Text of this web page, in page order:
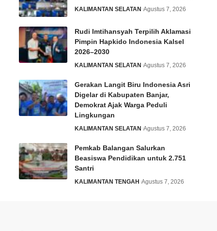
KALIMANTAN SELATAN Agustus 7, 2026
Rudi Imtihansyah Terpilih Aklamasi
Pimpin Hapkido Indonesia Kalsel
2026–2030
KALIMANTAN SELATAN Agustus 7, 2026
Gerakan Langit Biru Indonesia Asri
Digelar di Kabupaten Banjar,
Demokrat Ajak Warga Peduli
Lingkungan
KALIMANTAN SELATAN Agustus 7, 2026
Pemkab Balangan Salurkan
Beasiswa Pendidikan untuk 2.751
Santri
KALIMANTAN TENGAH Agustus 7, 2026